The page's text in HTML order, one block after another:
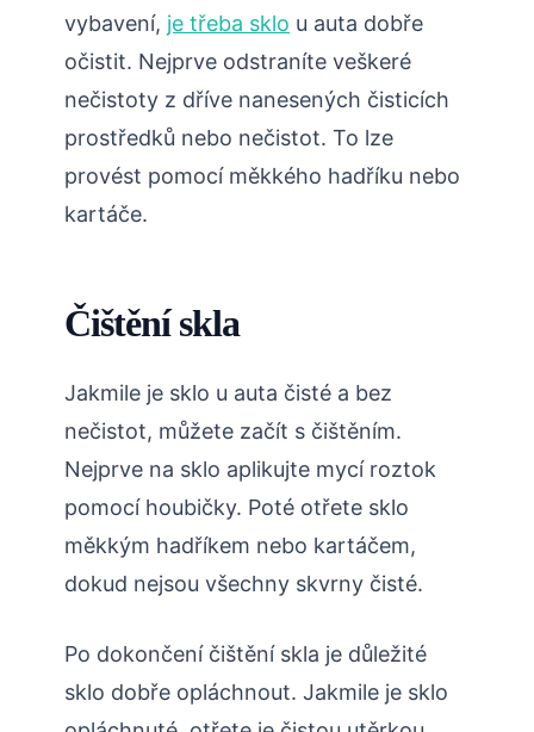
vybavení, je třeba sklo u auta dobře
očistit. Nejprve odstraníte veškeré
nečistoty z dříve nanesených čisticích
prostředků nebo nečistot. To lze
provést pomocí měkkého hadříku nebo
kartáče.
Čištění skla
Jakmile je sklo u auta čisté a bez
nečistot, můžete začít s čištěním.
Nejprve na sklo aplikujte mycí roztok
pomocí houbičky. Poté otřete sklo
měkkým hadříkem nebo kartáčem,
dokud nejsou všechny skvrny čisté.
Po dokončení čištění skla je důležité
sklo dobře opláchnout. Jakmile je sklo